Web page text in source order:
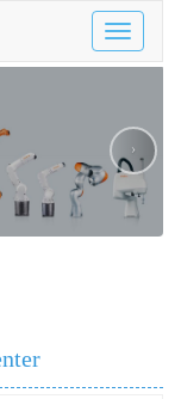
Toggle
›